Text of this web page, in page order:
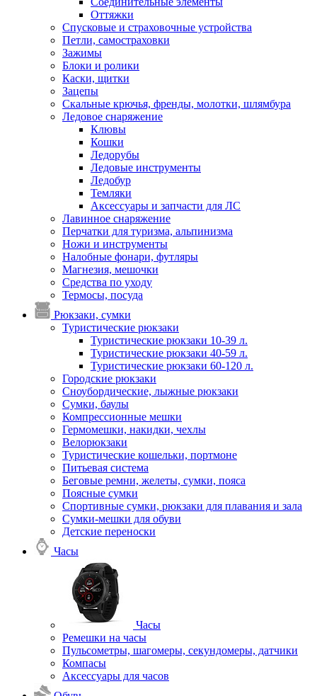
Оттяжки
Спусковые и страховочные устройства
Петли, самостраховки
Зажимы
Блоки и ролики
Каски, щитки
Зацепы
Скальные крючья, френды, молотки, шлямбура
Ледовое снаряжение
Клювы
Кошки
Ледорубы
Ледовые инструменты
Ледобур
Темляки
Аксессуары и запчасти для ЛС
Лавинное снаряжение
Перчатки для туризма, альпинизма
Ножи и инструменты
Налобные фонари, футляры
Магнезия, мешочки
Средства по уходу
Термосы, посуда
Рюкзаки, сумки
Туристические рюкзаки
Туристические рюкзаки 10-39 л.
Туристические рюкзаки 40-59 л.
Туристические рюкзаки 60-120 л.
Городские рюкзаки
Сноубордические, лыжные рюкзаки
Сумки, баулы
Компрессионные мешки
Гермомешки, накидки, чехлы
Велорюкзаки
Туристические кошельки, портмоне
Питьевая система
Беговые ремни, желеты, сумки, пояса
Поясные сумки
Спортивные сумки, рюкзаки для плавания и зала
Сумки-мешки для обуви
Детские переноски
Часы
Часы
Ремешки на часы
Пульсометры, шагомеры, секундомеры, датчики
Компасы
Аксессуары для часов